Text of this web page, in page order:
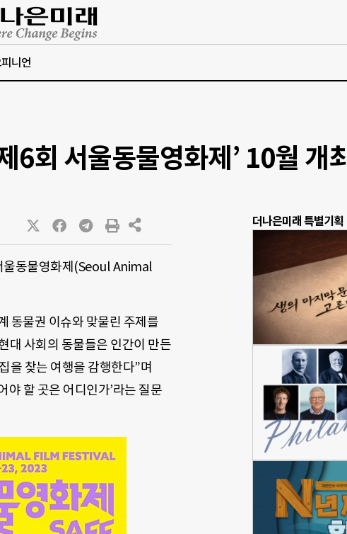
니언
회 서울동물영화제’ 10월 개최
울동물영화제(Seoul Animal
동물권 이슈와 맞물린 주제를
대 사회의 동물들은 인간이 만든
을 찾는 여행을 감행한다”며
야 할 곳은 어디인가’라는 질문
더나은미래 특별기획